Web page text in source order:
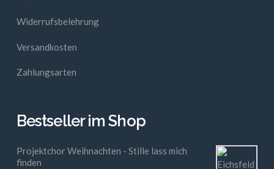
Widerrufsbelehrung
Versandkosten
Zahlungsarten
Bestseller im Shop
Projektchor Weihnachten - Stille lass mich
finden